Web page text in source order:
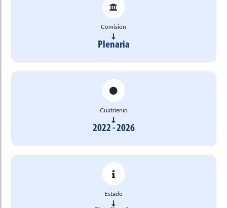
Comisión
Plenaria
Cuatrienio
2022 - 2026
Estado